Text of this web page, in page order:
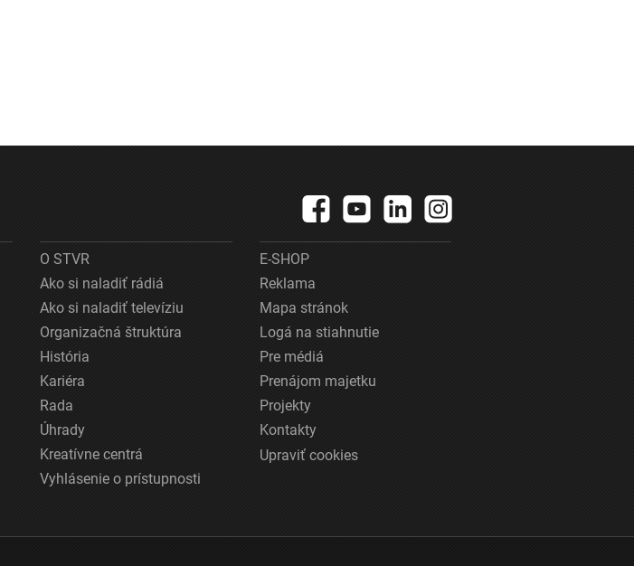
O STVR
Ako si naladiť rádiá
Ako si naladiť televíziu
Organizačná štruktúra
História
Kariéra
Rada
Úhrady
Kreatívne centrá
Vyhlásenie o prístupnosti
E-SHOP
Reklama
Mapa stránok
Logá na stiahnutie
Pre médiá
Prenájom majetku
Projekty
Kontakty
Upraviť cookies